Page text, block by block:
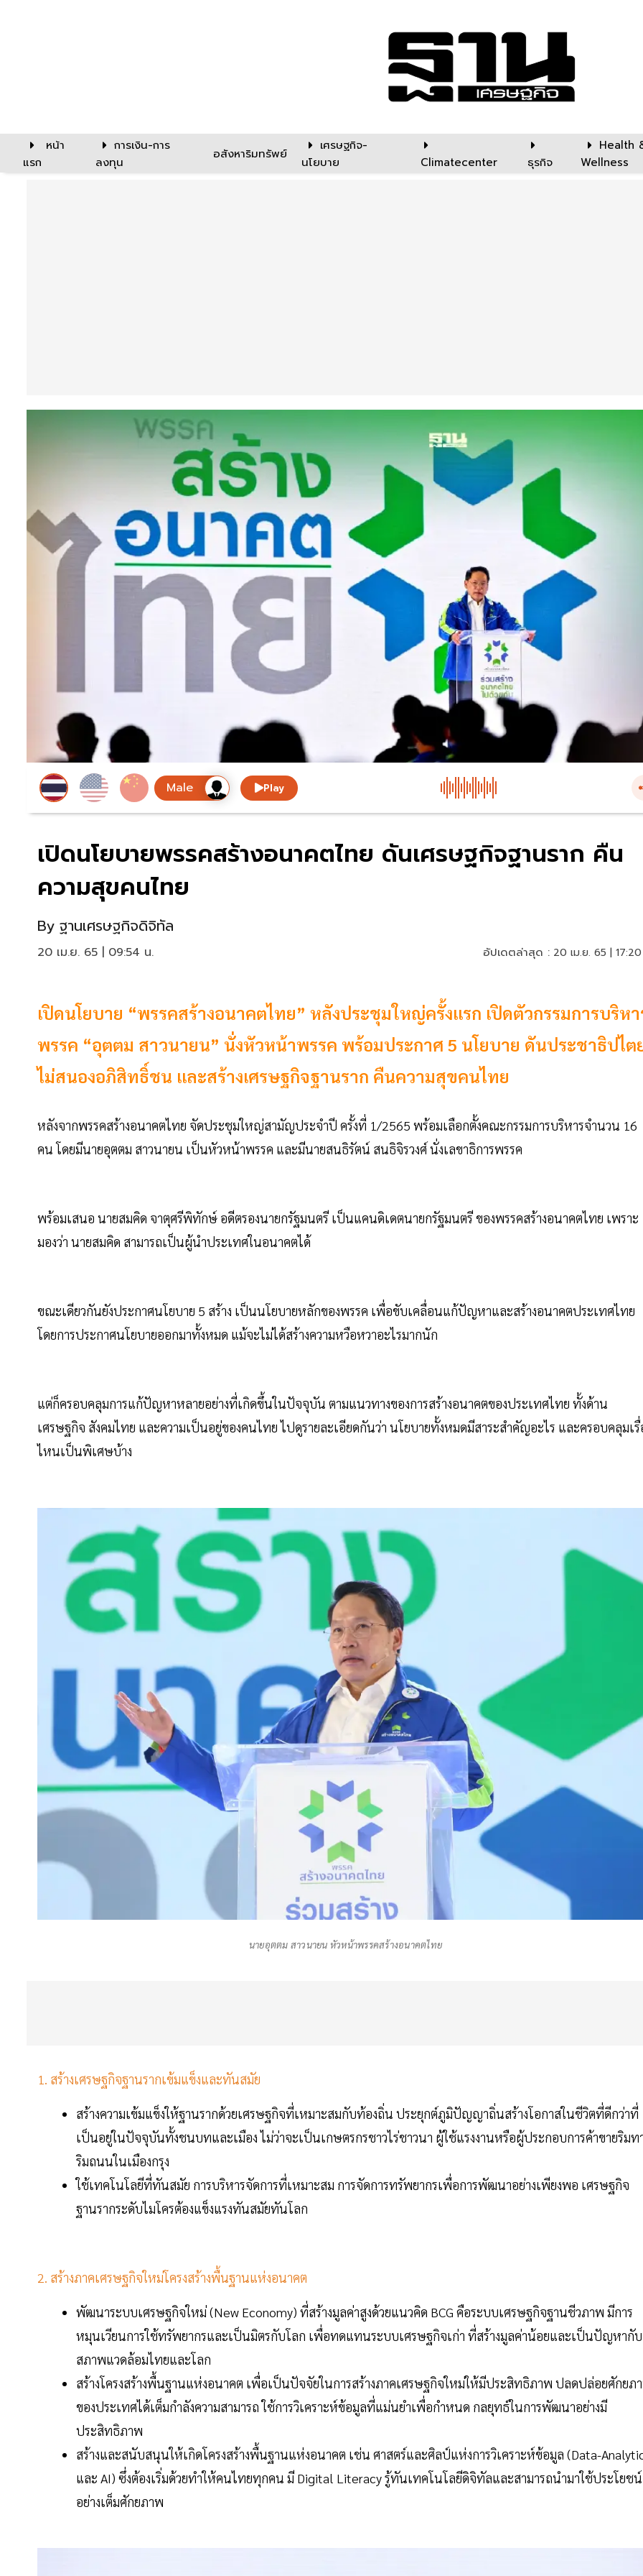
หน้า
แรก
การเงิน-การ
ลงทุน
อสังหาริมทรัพย์
เศรษฐกิจ-
นโยบาย
Climatecenter ธุรกิจ
Health
Wellness
Play
เปิดนโยบายพรรคสร้างอนาคตไทย ดันเศรษฐกิจฐานราก คืน
ความสุขคนไทย
By ฐานเศรษฐกิจดิจิทัล
20 เม.ย. 65 | 09:54 น. อัปเดตล่าสุด : 20 เม.ย. 65 |
เปิดนโยบาย “พรรคสร้างอนาคตไทย” หลังประชุมใหญ่ครั้งแรก เปิดตัวกรรมการบริห
พรรค “อุตตม สาวนายน” นั่งหัวหน้าพรรค พร้อมประกาศ 5 นโยบาย ดันประชาธิปไต
ไม่สนองอภิสิทธิ์ชน และสร้างเศรษฐกิจฐานราก คืนความสุขคนไทย
หลังจากพรรคสร้างอนาคตไทย จัดประชุมใหญ่สามัญประจำปี ครั้งที่ 1/2565 พร้อมเลือกตั้งคณะกรรมการบริหารจำนวน 16
คน โดยมีนายอุตตม สาวนายน เป็นหัวหน้าพรรค และมีนายสนธิรัตน์ สนธิจิรวงศ์ นั่งเลขาธิการพรรค
พร้อมเสนอ นายสมคิด จาตุศรีพิทักษ์ อดีตรองนายกรัฐมนตรี เป็นแคนดิเดตนายกรัฐมนตรี ของพรรคสร้างอนาคตไทย เพราะ
มองว่า นายสมคิด สามารถเป็นผู้นำประเทศในอนาคตได้
ขณะเดียวกันยังประกาศนโยบาย 5 สร้าง เป็นนโยบายหลักของพรรค เพื่อขับเคลื่อนแก้ปัญหาและสร้างอนาคตประเทศไทย
โดยการประกาศนโยบายออกมาทั้งหมด แม้จะไม่ได้สร้างความหวือหวาอะไรมากนัก
แต่ก็ครอบคลุมการแก้ปัญหาหลายอย่างที่เกิดขึ้นในปัจจุบัน ตามแนวทางของการสร้างอนาคตของประเทศไทย ทั้งด้าน
เศรษฐกิจ สังคมไทย และความเป็นอยู่ของคนไทย ไปดูรายละเอียดกันว่า นโยบายทั้งหมดมีสาระสำคัญอะไร และครอบคลุมเรื่
ไหนเป็นพิเศษบ้าง
นายอุตตม สาวนายน หัวหน้าพรรคสร้างอนาคตไทย
1. สร้างเศรษฐกิจฐานรากเข้มแข็งและทันสมัย
สร้างความเข้มแข็งให้ฐานรากด้วยเศรษฐกิจที่เหมาะสมกับท้องถิ่น ประยุกต์ภูมิปัญญาถิ่นสร้างโอกาสในชีวิตที่ดีกว่าที่
เป็นอยู่ในปัจจุบันทั้งชนบทและเมือง ไม่ว่าจะเป็นเกษตรกรชาวไร่ชาวนา ผู้ใช้แรงงานหรือผู้ประกอบการค้าขายริมท
ริมถนนในเมืองกรุง
ใช้เทคโนโลยีที่ทันสมัย การบริหารจัดการที่เหมาะสม การจัดการทรัพยากรเพื่อการพัฒนาอย่างเพียงพอ เศรษฐกิจ
ฐานรากระดับไมโครต้องแข็งแรงทันสมัยทันโลก
2. สร้างภาคเศรษฐกิจใหม่โครงสร้างพื้นฐานแห่งอนาคต
พัฒนาระบบเศรษฐกิจใหม่ (New Economy) ที่สร้างมูลค่าสูงด้วยแนวคิด BCG คือระบบเศรษฐกิจฐานชีวภาพ มีการ
หมุนเวียนการใช้ทรัพยากรและเป็นมิตรกับโลก เพื่อทดแทนระบบเศรษฐกิจเก่า ที่สร้างมูลค่าน้อยและเป็นปัญหากับ
สภาพแวดล้อมไทยและโลก
สร้างโครงสร้างพื้นฐานแห่งอนาคต เพื่อเป็นปัจจัยในการสร้างภาคเศรษฐกิจใหม่ให้มีประสิทธิภาพ ปลดปล่อยศักยภ
ของประเทศได้เต็มกำลังความสามารถ ใช้การวิเคราะห์ข้อมูลที่แม่นยำเพื่อกำหนด กลยุทธ์ในการพัฒนาอย่างมี
ประสิทธิภาพ
สร้างและสนับสนุนให้เกิดโครงสร้างพื้นฐานแห่งอนาคต เช่น ศาสตร์และศิลป์แห่งการวิเคราะห์ข้อมูล (Data-
และ AI) ซึ่งต้องเริ่มด้วยทำให้คนไทยทุกคน มี Digital Literacy รู้ทันเทคโนโลยีดิจิทัลและสามารถนำมาใช้ประโยชน์
อย่างเต็มศักยภาพ